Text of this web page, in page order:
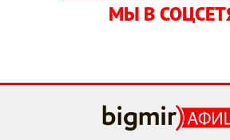
МЫ В